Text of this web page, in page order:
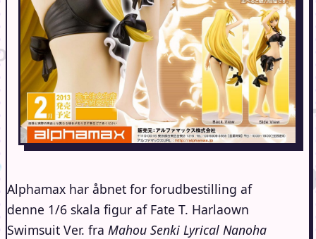
Alphamax har åbnet for forudbestilling af
denne 1/6 skala figur af Fate T. Harlaown
Swimsuit Ver. fra Mahou Senki Lyrical Nanoha